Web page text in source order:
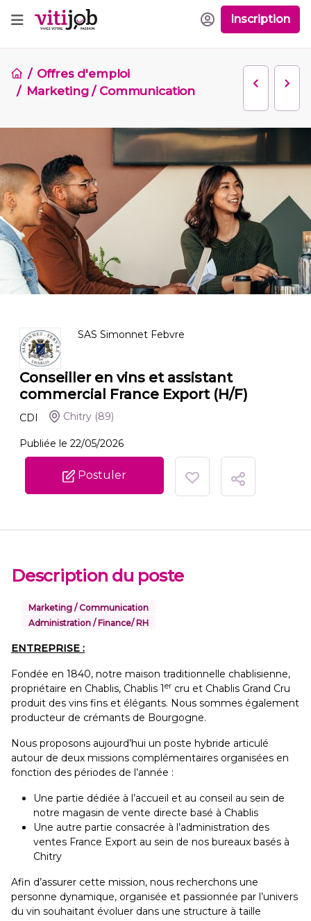
Inscription
Offres d'emploi
Marketing / Communication
SAS Simonnet Febvre
Conseiller en vins et assistant
commercial France Export (H/F)
CDI Chitry (89)
Publiée le 22/05/2026
Postuler
Description du poste
Marketing / Communication
Administration / Finance/ RH
ENTREPRISE :
Fondée en 1840, notre maison traditionnelle chablisienne,
propriétaire en Chablis, Chablis 1er cru et Chablis Grand Cru
produit des vins fins et élégants. Nous sommes également
producteur de crémants de Bourgogne.
Nous proposons aujourd’hui un poste hybride articulé
autour de deux missions complémentaires organisées en
fonction des périodes de l’année :
Une partie dédiée à l’accueil et au conseil au sein de
notre magasin de vente directe basé à Chablis
Une autre partie consacrée à l’administration des
ventes France Export au sein de nos bureaux basés à
Chitry
Afin d’assurer cette mission, nous recherchons une
personne dynamique, organisée et passionnée par l’univers
du vin souhaitant évoluer dans une structure à taille